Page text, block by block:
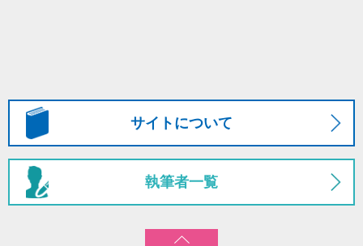
サイトについて
執筆者一覧